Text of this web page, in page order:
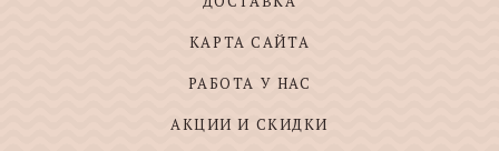
КАРТА САЙТА
РАБОТА У НАС
АКЦИИ И СКИДКИ